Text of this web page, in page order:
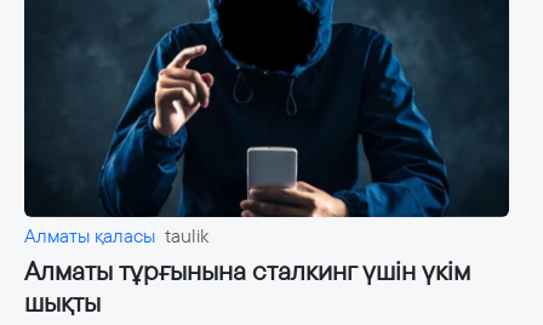
Алматы қаласы taulik
Алматы тұрғынына сталкинг үшін үкім
шықты